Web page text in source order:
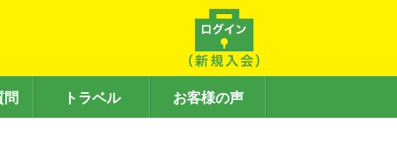
問 トラベル お客様の声